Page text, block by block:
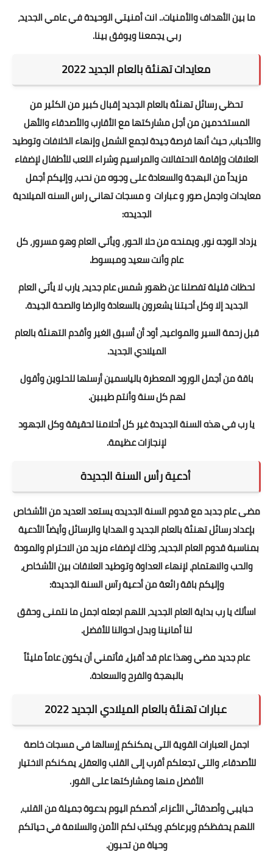
ما بين الأهداف والأمنيات.. انت أمنيتي الوحيدة في عامي الجديد،
ربي يجمعنا ويوفق بينا.
معايدات تهنئة بالعام الجديد 2022
تحظي رسائل تهنئة بالعام الجديد إقبال كبير من الكثير من
المستخدمين من أجل مشاركتها مع الأقارب والأصدقاء والأهل
والأحباب، حيث أنها فرصة جيدة لجمع الشمل وإنهاء الخلافات وتوطيد
العلاقات وإقامة الاحتفالات والمراسيم وشراء اللعب للأطفال لإضفاء
مزيداً من البهجة والسعادة على وجوه من نحب، وإليكم أجمل
معايدات واجمل صور و عبارات و مسجات تهاني راس السنه الميلادية
الجديده:
يزداد الوجه نور، ويمنحه من حلا الحور، ويأتي العام وهو مسرور، كل
عام وأنت سعيد ومبسوط.
لحظات قليلة تفصلنا عن ظهور شمس عام جديد، يارب لا يأتي العام
الجديد إلا وكل أحبتنا يشعرون بالسعادة والرضا والصحة الجيدة.
قبل زحمة السير والمواعيد، أود أن أسبق الغير وأقدم التهنئة بالعام
الميلادي الجديد.
باقة من أجمل الورود المعطرة بالياسمين أرسلها للحلوين وأقول
لهم كل سنة وأنتم طيبين.
يا رب في هذه السنة الجديدة غير كل أحلامنا لحقيقة وكل الجهود
لإنجازات عظيمة.
أدعية رأس السنة الجديدة
مضى عام جدبد مع قدوم السنة الجديده يستعد العديد من الأشخاص
بإعداد رسائل تهنئة بالعام الجديد و الهدايا والرسائل وأيضاً الأدعية
بمناسبة قدوم العام الجديد، وذلك لإضفاء مزيد من الاحترام والمودة
والحب والاهتمام، لإنهاء العداوة وتوطيد العلاقات بين الأشخاص،
وإليكم باقة رائعة من أدعية رآس السنة الجديدة:
اسألك يا رب بداية العام الجديد، اللهم اجعله اجمل ما نتمنى وحقق
لنا أمانينا وبدل احوالنا للأفضل.
عام جديد مضي وهذا عام قد أقبل، فأتمني أن يكون عاماً مليئاً
بالبهجة والفرح والسعادة.
عبارات تهنئة بالعام الميلادي الجديد 2022
اجمل العبارات القوية التي يمكنكم إرسالها في مسجات خاصة
للأصدقاء، والتي تجعلكم أقرب إلى القلب والعقل، يمكنكم الاختيار
الأفضل منها ومشاركتها على الفور.
حبايبي وأصدقائي الأعزاء، أخصكم اليوم بدعوة جميلة من القلب،
اللهم يحفظكم ويرعاكم، ويكتب لكم الأمن والسلامة في حياتكم
وحياة من تحبون.